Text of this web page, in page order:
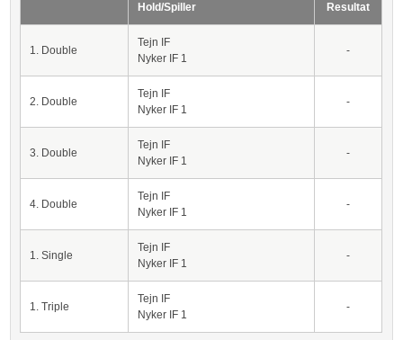
Hold/Spiller Resultat
1. Double
Tejn IF
Nyker IF 1
-
2. Double
Tejn IF
Nyker IF 1
-
3. Double
Tejn IF
Nyker IF 1
-
4. Double
Tejn IF
Nyker IF 1
-
1. Single
Tejn IF
Nyker IF 1
-
1. Triple
Tejn IF
Nyker IF 1
-